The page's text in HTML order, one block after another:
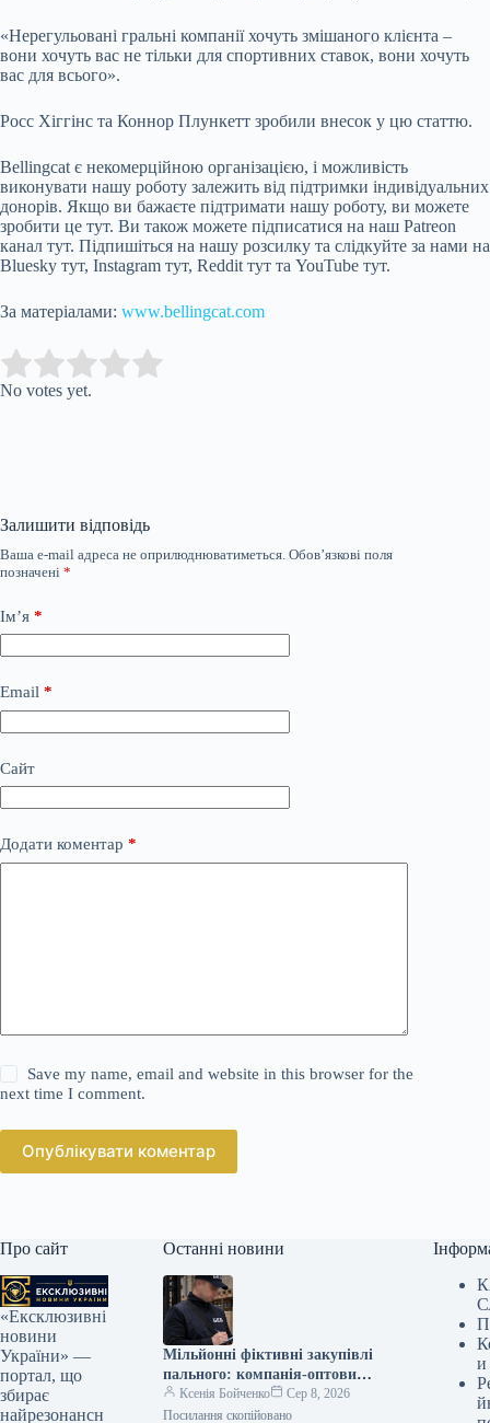
«Нерегульовані гральні компанії хочуть змішаного клієнта –
вони хочуть вас не тільки для спортивних ставок, вони хочуть
вас для всього».
Росс Хіггінс та Коннор Плункетт зробили внесок у цю статтю.
Bellingcat є некомерційною організацією, і можливість
виконувати нашу роботу залежить від підтримки індивідуальних
донорів. Якщо ви бажаєте підтримати нашу роботу, ви можете
зробити це тут. Ви також можете підписатися на наш Patreon
канал тут. Підпишіться на нашу розсилку та слідкуйте за нами на
Bluesky тут, Instagram тут, Reddit тут та YouTube тут.
За матеріалами: www.bellingcat.com
Rate this item:
No votes yet.
Залишити відповідь
Ваша e-mail адреса не оприлюднюватиметься. Обов’язкові поля
позначені *
Ім’я *
Email *
Сайт
Додати коментар *
Save my name, email and website in this browser for the
next time I comment.
Опублікувати коментар
Про сайт
«Ексклюзивні
новини
України» —
портал, що
збирає
найрезонансн
Останні новини
Мільйонні фіктивні закупівлі
пального: компанія-оптовик
мусила доплатити податки
Ксенія Бойченко
Сер 8, 2026
Посилання скопійовано
и